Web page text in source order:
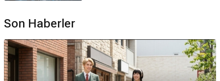
Son Haberler